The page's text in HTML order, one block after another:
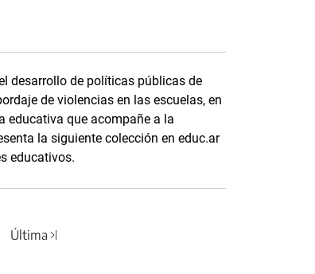
desarrollo de políticas públicas de
de violencias en las escuelas, en
educativa que acompañe a la
la siguiente colección en educ.ar
educativos.
Última